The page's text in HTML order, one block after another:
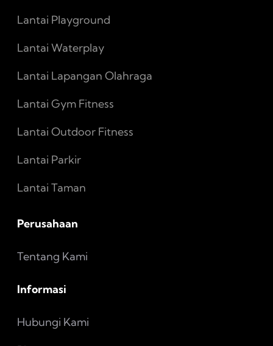
Lantai Playground
Lantai Waterplay
Lantai Lapangan Olahraga
Lantai Gym Fitness
Lantai Outdoor Fitness
Lantai Parkir
Lantai Taman
Perusahaan
Tentang Kami
Informasi
Hubungi Kami